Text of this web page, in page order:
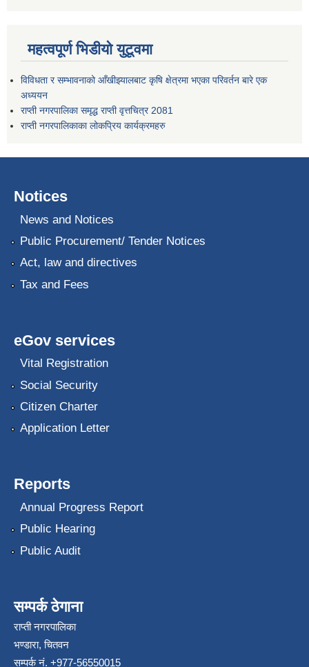
महत्वपूर्ण भिडीयो युटूवमा
विविधता र सम्भावनाको आँखीझ्यालबाट कृषि क्षेत्रमा भएका परिवर्तन बारे एक
अध्ययन
राप्ती नगरपालिका समृद्ध राप्ती वृत्तचित्र 2081
राप्ती नगरपालिकाका लोकप्रिय कार्यक्रमहरु
Notices
News and Notices
Public Procurement/ Tender Notices
Act, law and directives
Tax and Fees
eGov services
Vital Registration
Social Security
Citizen Charter
Application Letter
Reports
Annual Progress Report
Public Hearing
Public Audit
सम्पर्क ठेगाना
राप्ती नगरपालिका
भण्डारा, चितवन
सम्पर्क नं. +977-56550015